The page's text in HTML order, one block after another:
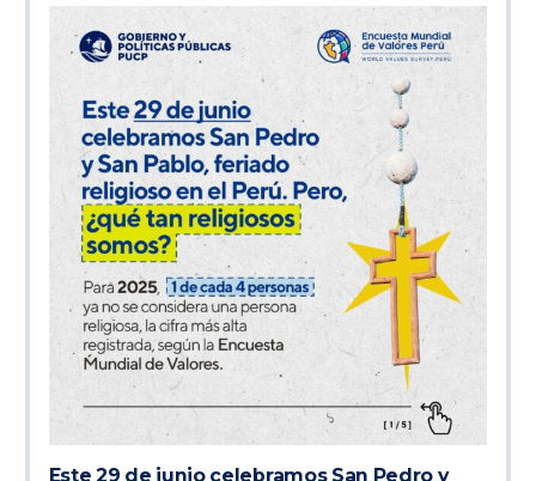
Este 29 de junio celebramos San Pedro y